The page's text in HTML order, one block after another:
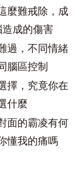
麼難戒除，成
成的傷害
過，不同情緒
腦區控制
擇，究竟你在
什麼
面的霸凌有何
懂我的痛嗎